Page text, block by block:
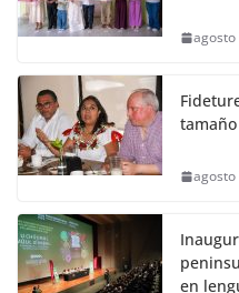
agosto
agosto
en